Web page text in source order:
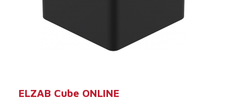
ELZAB Cube ONLINE